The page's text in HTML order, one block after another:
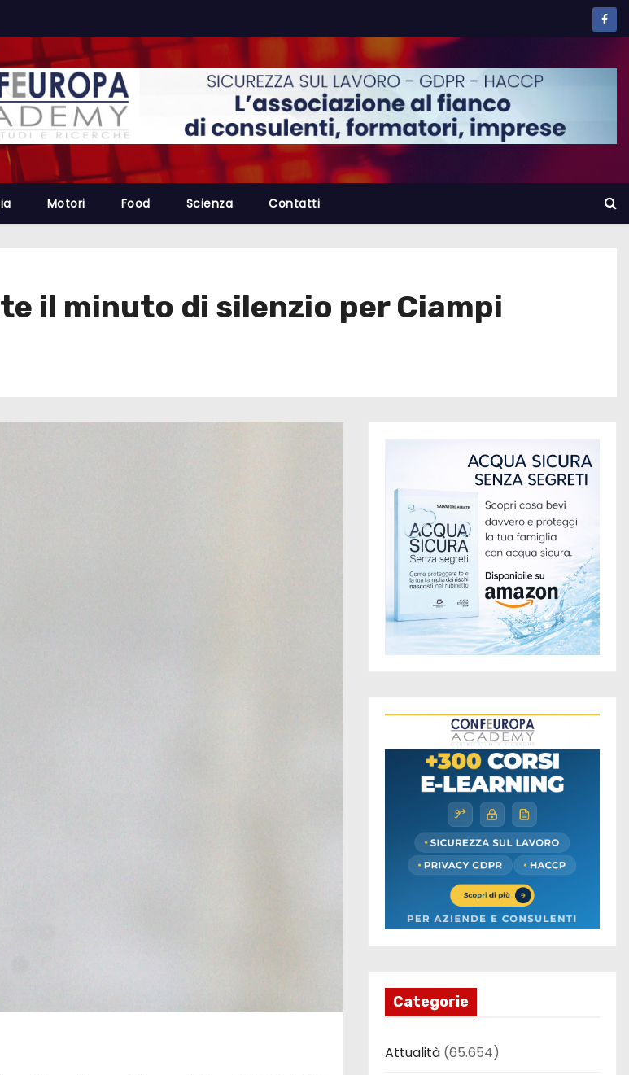
Motori Food Scienza Contatti
il minuto di silenzio per Ciampi
Categorie
Attualità (65.654)